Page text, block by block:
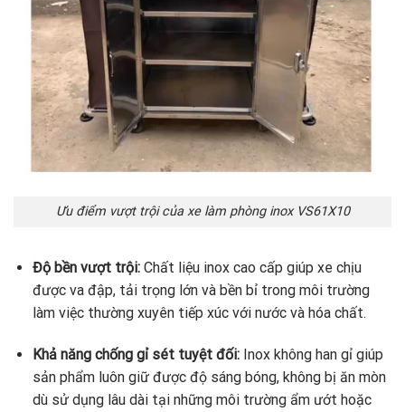
Ưu điểm vượt trội của xe làm phòng inox VS61X10
Độ bền vượt trội:Chất liệu inox cao cấp giúp xe chịu
được va đập, tải trọng lớn và bền bỉ trong môi trường
làm việc thường xuyên tiếp xúc với nước và hóa chất.
Khả năng chống gỉ sét tuyệt đối:Inox không han gỉ giúp
sản phẩm luôn giữ được độ sáng bóng, không bị ăn mòn
dù sử dụng lâu dài tại những môi trường ẩm ướt hoặc